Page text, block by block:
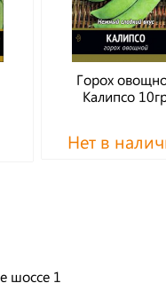
Горох
Калипсо
Нет в
шоссе 1